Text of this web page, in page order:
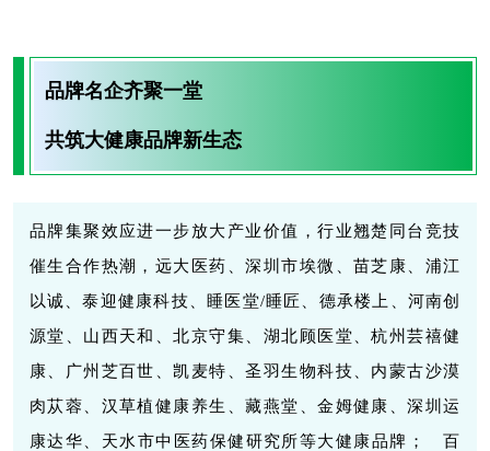
品牌名企齐聚一堂
共筑大健康品牌新生态
品牌集聚效应进一步放大产业价值，行业翘楚同台竞技
催生合作热潮，远大医药、深圳市埃微、苗芝康、浦江
以诚、泰迎健康科技、睡医堂/睡匠、德承楼上、河南创
源堂、山西天和、北京守集、湖北顾医堂、杭州芸禧健
康、广州芝百世、凯麦特、圣羽生物科技、内蒙古沙漠
肉苁蓉、汉草植健康养生、藏燕堂、金姆健康、深圳运
康达华、天水市中医药保健研究所等大健康品牌； 百